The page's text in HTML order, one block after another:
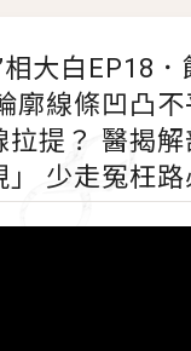
相大白EP18
廓線條凹凸
拉提？ 醫揭
」 少走冤枉路